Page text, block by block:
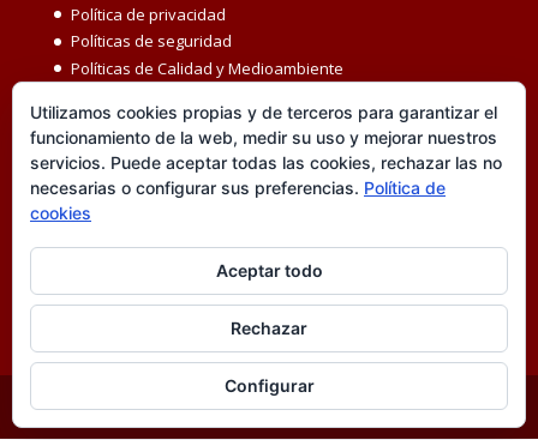
Política de privacidad
Políticas de seguridad
Políticas de Calidad y Medioambiente
Igualdad MBC
Código ético
Transparencia
Política de cookies
Utilizamos cookies propias y de terceros para garantizar el
funcionamiento de la web, medir su uso y mejorar nuestros
servicios. Puede aceptar todas las cookies, rechazar las no
necesarias o configurar sus preferencias. Política de
cookies
Aceptar todo
Rechazar
Configurar